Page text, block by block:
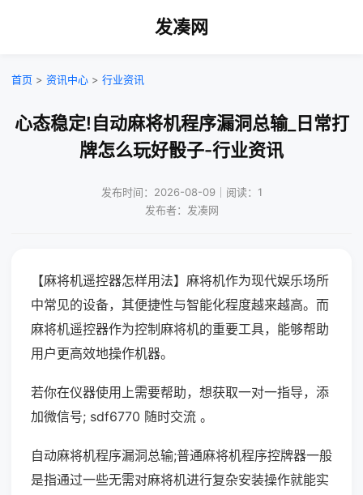
发凑网
首页 > 资讯中心 > 行业资讯
心态稳定!自动麻将机程序漏洞总输_日常打
牌怎么玩好骰子-行业资讯
发布时间：2026-08-09｜阅读：1
发布者：发凑网
【麻将机遥控器怎样用法】麻将机作为现代娱乐场所
中常见的设备，其便捷性与智能化程度越来越高。而
麻将机遥控器作为控制麻将机的重要工具，能够帮助
用户更高效地操作机器。
若你在仪器使用上需要帮助，想获取一对一指导，添
加微信号; sdf6770 随时交流 。
自动麻将机程序漏洞总输;普通麻将机程序控牌器一般
是指通过一些无需对麻将机进行复杂安装操作就能实